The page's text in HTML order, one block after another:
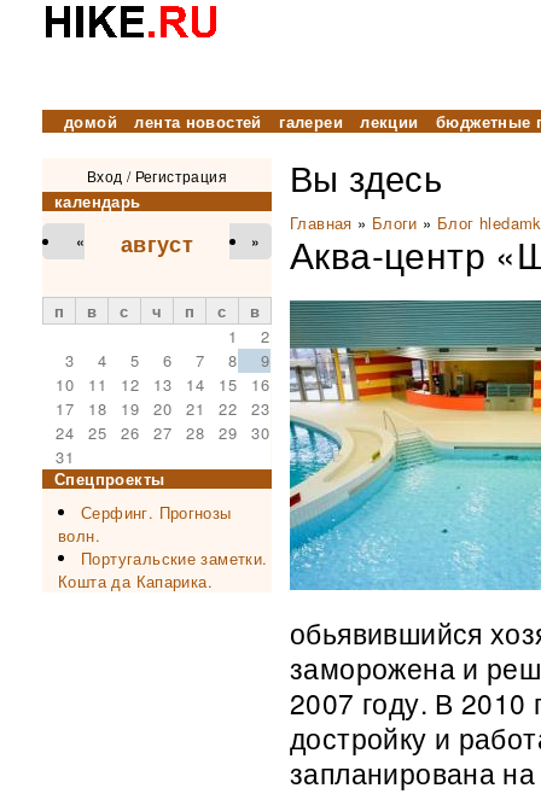
домой лента новостей галереи лекции бюджетные
Вход / Регистрация
календарь
август
« »
п в с ч п с
в
1
2
3
4 5 6 7 8
9
10
11 12 13 14 15
16
17
18 19 20 21 22
23
24
25 26 27 28 29
30
31
Спецпроекты
Серфинг. Прогнозы
волн.
Португальские заметки.
Кошта да Капарика.
Вы здесь
Главная » Блоги » Блог
Аква-центр
обьявившийся
заморожена и
2007 году. В
достройку и
запланирована